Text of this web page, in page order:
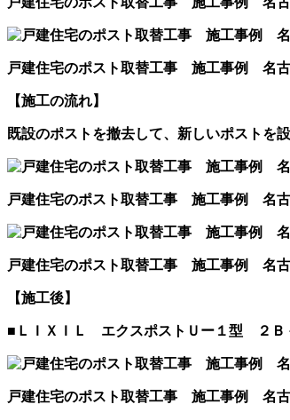
戸建住宅のポスト取替工事 施工事例 名
【施工の流れ】
既設のポストを撤去して、新しいポストを
戸建住宅のポスト取替工事 施工事例 名
戸建住宅のポスト取替工事 施工事例 名
【施工後】
■ＬＩＸＩＬ エクスポストＵー１型 ２Ｂ
戸建住宅のポスト取替工事 施工事例 名